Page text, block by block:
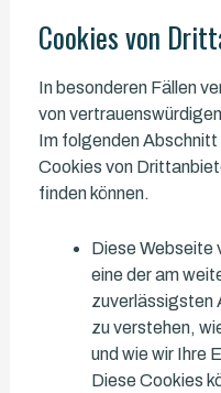
Cookies von
In besonderen Fällen
von
Im folgenden
Cookies von
finden können.
Diese Webseite
eine der am
zuverlässigsten
zu verstehen,
und wie wir Ihre
Diese Cookies